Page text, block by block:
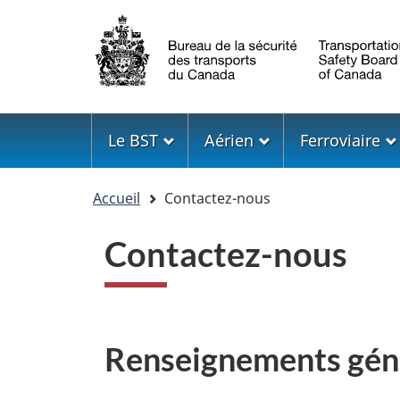
Sélection
de
la
langue
Menu
Le BST Aérien Ferroviaire
Accueil Contactez-nous
Contactez-nous
Renseignements